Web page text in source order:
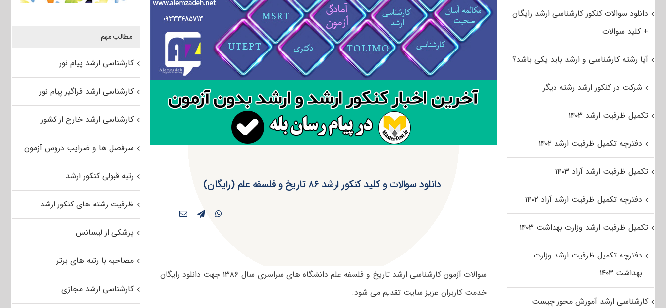
دانلود سوالات و کلید کنکور ارشد ۸۶ تاریخ و فلسفه‌ علم‌ (رایگان)
سوالات آزمون کارشناسی ارشد تاریخ و فلسفه‌ علم‌ دانشگاه های سراسری سال ۱۳۸۶ جهت دانلود رایگان
خدمت کاربران عزیز سایت تقدیم می شود.
مطالب مهم
کارشناسی ارشد پیام نور
کارشناسی ارشد فراگیر پیام نور
کارشناسی ارشد خارج از کشور
سرفصل ها و ضرایب دروس آزمون
رتبه قبولی کنکور ارشد
ظرفیت رشته های کنکور ارشد
پزشکی از لیسانس
مصاحبه با رتبه های برتر
کارشناسی ارشد مجازی
دانلود سوالات کنکور کارشناسی ارشد رایگان
+ کلید سوالات
آیا رشته کارشناسی و ارشد باید یکی باشد؟
شرکت در کنکور ارشد رشته دیگر
تکمیل ظرفیت ارشد ۱۴۰۳
دفترچه تکمیل ظرفیت ارشد ۱۴۰۲
تکمیل ظرفیت ارشد آزاد ۱۴۰۳
دفترچه تکمیل ظرفیت ارشد آزاد ۱۴۰۲
تکمیل ظرفیت ارشد وزارت بهداشت ۱۴۰۳
دفترچه تکمیل ظرفیت ارشد وزارت
بهداشت ۱۴۰۳
کارشناسی ارشد آموزش محور چیست